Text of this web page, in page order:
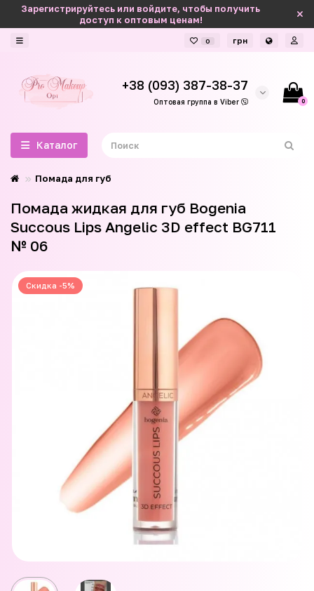
Зарегистрируйтесь или войдите, чтобы получить
доступ к оптовым ценам!
0 грн
+38 (093) 387-38-37
Оптовая группа в Viber 0
Каталог
Помада для губ
Помада жидкая для губ Bogenia
Succous Lips Angelic 3D effect BG711
№ 06
Скидка -5%